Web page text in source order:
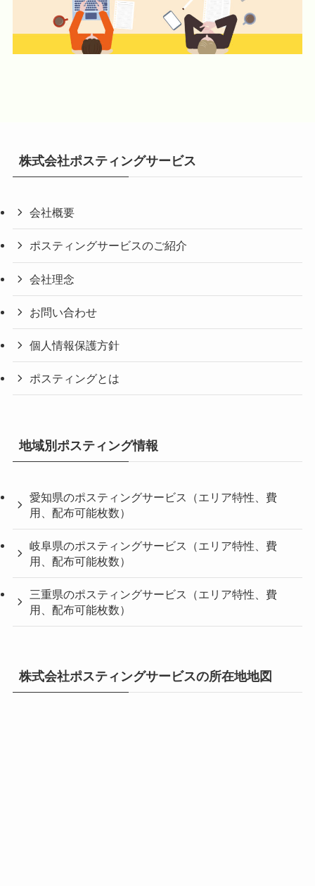
株式会社ポスティングサービス
会社概要
ポスティングサービスのご紹介
会社理念
お問い合わせ
個人情報保護方針
ポスティングとは
地域別ポスティング情報
愛知県のポスティングサービス（エリア特性、費
用、配布可能枚数）
岐阜県のポスティングサービス（エリア特性、費
用、配布可能枚数）
三重県のポスティングサービス（エリア特性、費
用、配布可能枚数）
株式会社ポスティングサービスの所在地地図